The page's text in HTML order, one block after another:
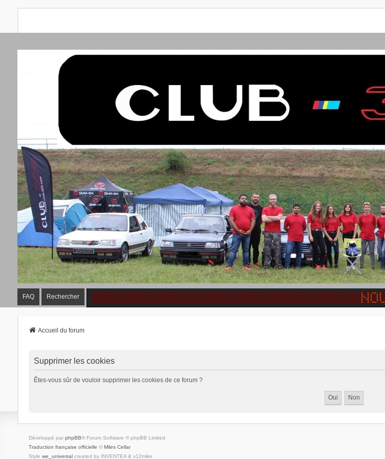
FAQ Rechercher
Accueil du forum
Supprimer les cookies
Êtes-vous sûr de vouloir supprimer les cookies de ce forum ?
Développé par phpBB® Forum Software © phpBB Limited
Traduction française officielle © Miles Cellar
Style we_universalcreated by INVENTEA & v12mike